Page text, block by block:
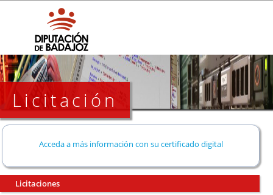
Licitación
Acceda a más información con su certificado digital
Licitaciones